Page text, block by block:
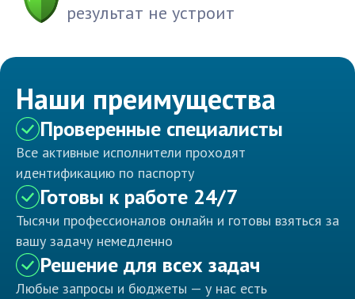
результат не устроит
Наши преимущества
Проверенные специалисты
Все активные исполнители проходят
идентификацию по паспорту
Готовы к работе 24/7
Тысячи профессионалов онлайн и готовы взяться за
вашу задачу немедленно
Решение для всех задач
Любые запросы и бюджеты — у нас есть